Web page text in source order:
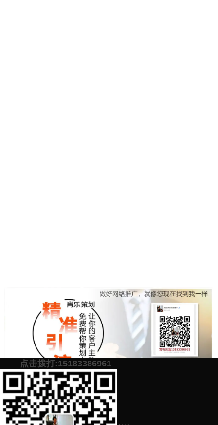
预约营销老师 添加微信号：scyxch
案！
点击拨打:15183386961